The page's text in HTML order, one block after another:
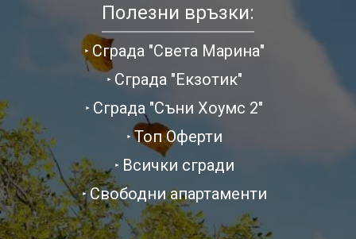
Полезни връзки:
Сграда "Света Марина"
Сграда "Екзотик"
Сграда "Съни Хоумс 2"
Топ Оферти
Всички сгради
Свободни апартаменти